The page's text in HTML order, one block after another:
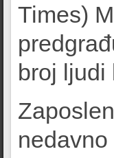
Times)
broj ljudi